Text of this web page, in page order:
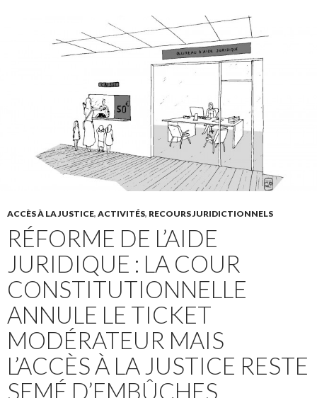
ACCÈS À LA JUSTICE, ACTIVITÉS, RECOURS JURIDICTIONNELS
RÉFORME DE L’AIDE
JURIDIQUE : LA COUR
CONSTITUTIONNELLE
ANNULE LE TICKET
MODÉRATEUR MAIS
L’ACCÈS À LA JUSTICE RESTE
SEMÉ D’EMBÛCHES